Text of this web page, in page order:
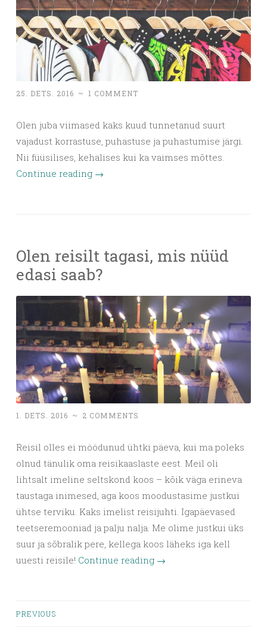
25. DETS. 2016 ~ 1 COMMENT
Olen juba viimased kaks kuud tunnetanud suurt
vajadust korrastuse, puhastuse ja puhastumise järgi.
Nii füüsilises, kehalises kui ka vaimses mõttes.
Continue reading →
Olen reisilt tagasi, mis nüüd
edasi saab?
1. DETS. 2016 ~ 2 COMMENTS
Reisil olles ei möödunud ühtki päeva, kui ma poleks
olnud tänulik oma reisikaaslaste eest. Meil oli
lihtsalt imeline seltskond koos – kõik väga erineva
taustaga inimesed, aga koos moodustasime justkui
ühtse terviku. Kaks imelist reisijuhti. Igapäevased
teetseremooniad ja palju nalja. Me olime justkui üks
suur ja sõbralik pere, kellega koos läheks iga kell
uuesti reisile! Continue reading →
Posts
PREVIOUS